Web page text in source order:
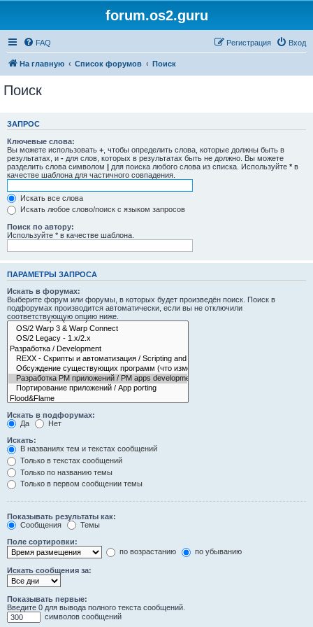
forum.os2.guru
FAQ Вход
Регистрация
На главную Список форумов Поиск
Поиск
ЗАПРОС
Ключевые слова:
Вы можете использовать + , чтобы определить слова, которые должны быть в
результатах, и - для слов, которых в результатах быть не должно. Вы можете
разделить слова символом | для поиска любого слова из списка. Используйте * в
качестве шаблона для частичного совпадения.
Искать все слова
Искать любое слово/поиск с языком запросов
Поиск по автору:
Используйте * в качестве шаблона.
ПАРАМЕТРЫ ЗАПРОСА
Искать в форумах:
Выберите форум или форумы, в которых будет произведён поиск. Поиск в
подфорумах производится автоматически, если вы не отключили
соответствующую опцию ниже.
Искать в подфорумах:
Да
Нет
Искать:
В названиях тем и текстах сообщений
Только в текстах сообщений
Только по названию темы
Только в первом сообщении темы
Показывать результаты как:
Сообщения
Темы
Поле сортировки:
по возрастанию
по убыванию
Искать сообщения за:
Показывать первые:
Введите 0 для вывода полного текста сообщений.
символов сообщений